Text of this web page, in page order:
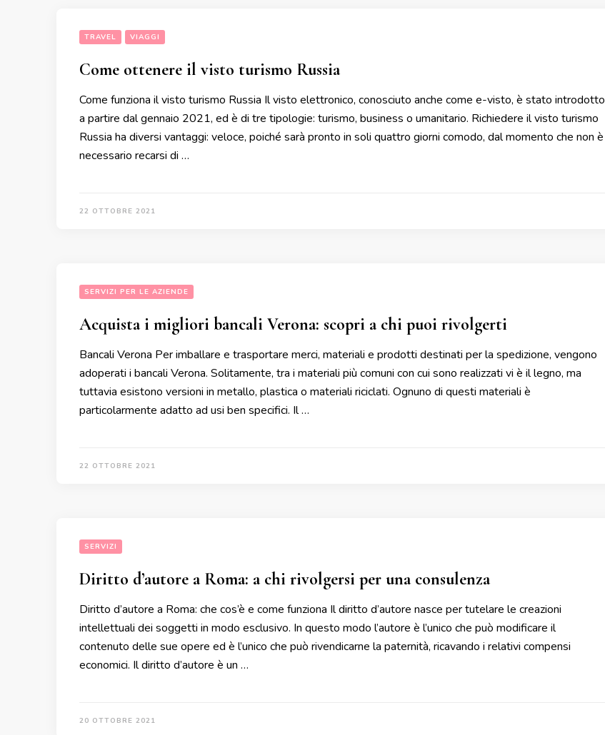
TRAVEL VIAGGI
Come ottenere il visto turismo Russia
Come funziona il visto turismo Russia Il visto elettronico, conosciuto anche come e-visto, è stato introdotto
a partire dal gennaio 2021, ed è di tre tipologie: turismo, business o umanitario. Richiedere il visto turismo
Russia ha diversi vantaggi: veloce, poiché sarà pronto in soli quattro giorni comodo, dal momento che non è
necessario recarsi di …
22 OTTOBRE 2021
SERVIZI PER LE AZIENDE
Acquista i migliori bancali Verona: scopri a chi puoi rivolgerti
Bancali Verona Per imballare e trasportare merci, materiali e prodotti destinati per la spedizione, vengono
adoperati i bancali Verona. Solitamente, tra i materiali più comuni con cui sono realizzati vi è il legno, ma
tuttavia esistono versioni in metallo, plastica o materiali riciclati. Ognuno di questi materiali è
particolarmente adatto ad usi ben specifici. Il …
22 OTTOBRE 2021
SERVIZI
Diritto d’autore a Roma: a chi rivolgersi per una consulenza
Diritto d’autore a Roma: che cos’è e come funziona Il diritto d’autore nasce per tutelare le creazioni
intellettuali dei soggetti in modo esclusivo. In questo modo l’autore è l’unico che può modificare il
contenuto delle sue opere ed è l’unico che può rivendicarne la paternità, ricavando i relativi compensi
economici. Il diritto d’autore è un …
20 OTTOBRE 2021